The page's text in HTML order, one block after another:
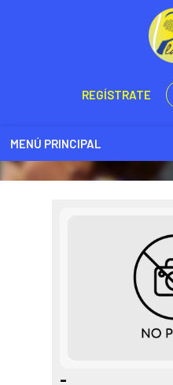
REGÍSTRATE
MENÚ PRINCIPAL
-